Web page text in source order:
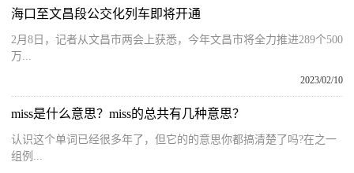
海口至文昌段公交化列车即将开通
2月8日，记者从文昌市两会上获悉，今年文昌市将全力推进289个500
万...
2023/02/10
miss是什么意思？miss的总共有几种意思？
认识这个单词已经很多年了，但它的的意思你都搞清楚了吗?在之一
组例...